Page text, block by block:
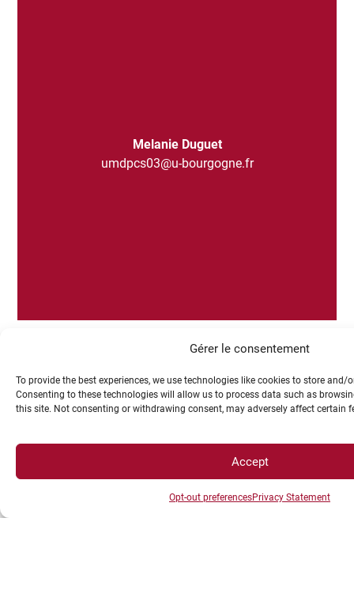
Gérer le consentement
To provide the best experiences, we use technologies like cookies to store
Consenting to these technologies will allow us to process data such as
this site. Not consenting or withdrawing consent, may adversely affect certain
Accept
Opt-out preferencesPrivacy Statement
Melanie Duguet
umdpcs03@u-bourgogne.fr